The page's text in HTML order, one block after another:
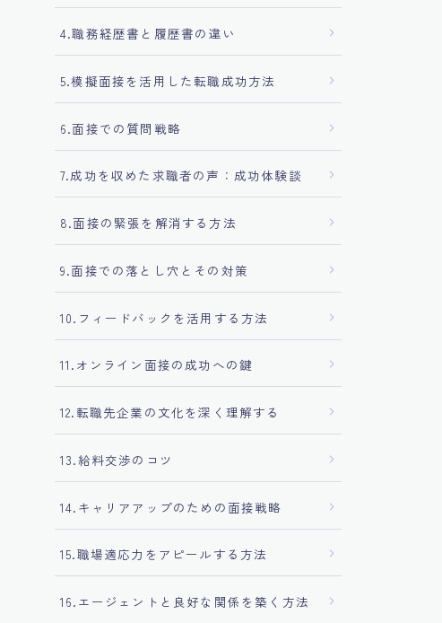
4.職務経歴書と履歴書の違い
5.模擬面接を活用した転職成功方法
6.面接での質問戦略
7.成功を収めた求職者の声：成功体験談
8.面接の緊張を解消する方法
9.面接での落とし穴とその対策
10.フィードバックを活用する方法
11.オンライン面接の成功への鍵
12.転職先企業の文化を深く理解する
13.給料交渉のコツ
14.キャリアアップのための面接戦略
15.職場適応力をアピールする方法
16.エージェントと良好な関係を築く方法